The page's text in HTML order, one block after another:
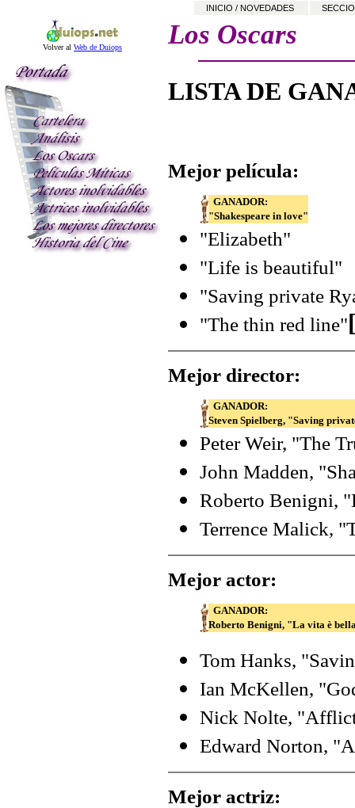
INICIO / NOVEDADES
Volver al Web de Duiops Los Oscars
LISTA DE
Mejor película:
GANADOR:
"Shakespeare in love"
"Elizabeth"
"Life is beautiful"
"Saving private
"The thin red line"
Mejor director:
GANADOR:
Steven Spielberg, "Saving
Peter Weir, "The
John Madden,
Roberto Benigni,
Terrence Malick,
Mejor actor:
GANADOR:
Roberto Benigni, "La vita è
Tom Hanks,
Ian McKellen,
Nick Nolte,
Edward Norton,
Mejor actriz: